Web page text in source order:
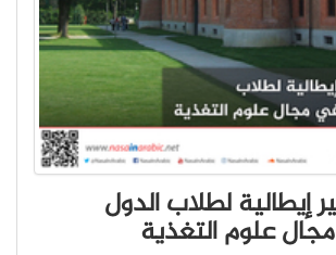
إيطالية لطلاب الدول
علوم التغذية